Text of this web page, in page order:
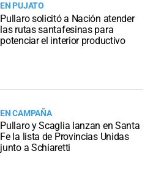
EN PUJATO
Pullaro solicitó a Nación atender
las rutas santafesinas para
potenciar el interior productivo
EN CAMPAÑA
Pullaro y Scaglia lanzan en Santa
Fe la lista de Provincias Unidas
junto a Schiaretti